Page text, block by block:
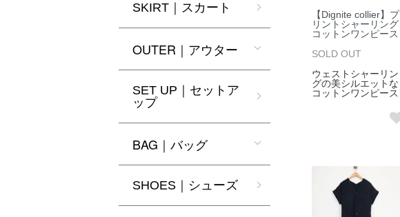
【Dignite collier】プ
リントシャーリング
コットンワンピース
SOLD OUT
ウェストシャーリン
グの美シルエットな
コットンワンピース
SKIRT｜スカート
OUTER｜アウター
SET UP｜セットア
ップ
BAG｜バッグ
SHOES｜シューズ